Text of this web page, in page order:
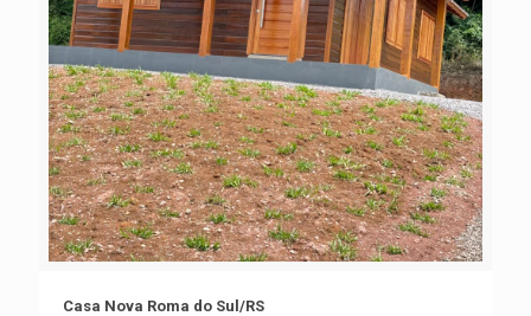
Casa Nova Roma do Sul/RS
Casa Nova Roma do Sul/RS